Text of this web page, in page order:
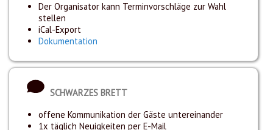
Der Organisator kann Terminvorschläge zur Wahl
stellen
iCal-Export
Dokumentation
SCHWARZES BRETT
offene Kommunikation der Gäste untereinander
1x täglich Neuigkeiten per E-Mail